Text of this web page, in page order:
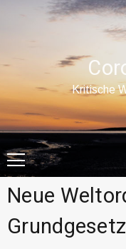
Kritische
Neue